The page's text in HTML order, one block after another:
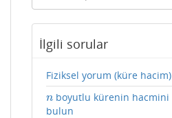
İlgili sorular
Fiziksel yorum (küre hacim)
n
n boyutlu kürenin hacmini
bulun